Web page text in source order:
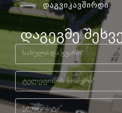
დაგვიკავშირდი
დაგეგმე